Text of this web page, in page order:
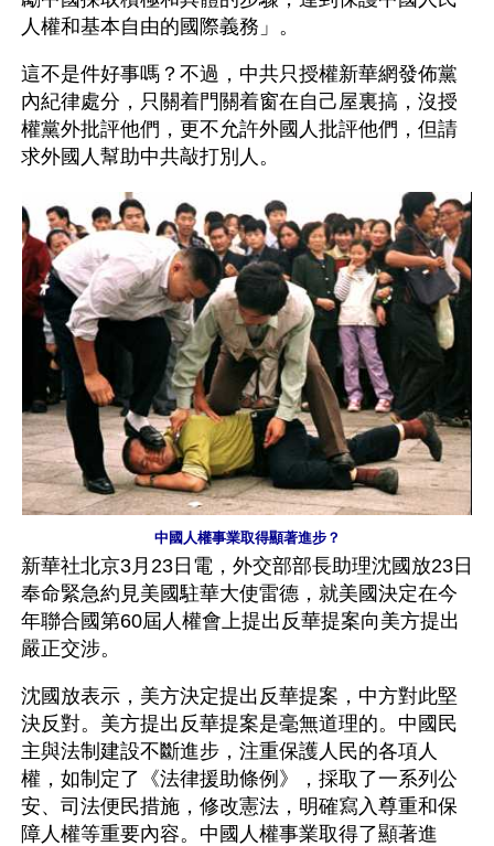
人權和基本自由的國際義務」。
這不是件好事嗎？不過，中共只授權新華網發佈黨
內紀律處分，只關着門關着窗在自己屋裏搞，沒授
權黨外批評他們，更不允許外國人批評他們，但請
求外國人幫助中共敲打別人。
中國人權事業取得顯著進步？
新華社北京3月23日電，外交部部長助理沈國放23日
奉命緊急約見美國駐華大使雷德，就美國決定在今
年聯合國第60屆人權會上提出反華提案向美方提出
嚴正交涉。
沈國放表示，美方決定提出反華提案，中方對此堅
決反對。美方提出反華提案是毫無道理的。中國民
主與法制建設不斷進步，注重保護人民的各項人
權，如制定了《法律援助條例》，採取了一系列公
安、司法便民措施，修改憲法，明確寫入尊重和保
障人權等重要內容。中國人權事業取得了顯著進